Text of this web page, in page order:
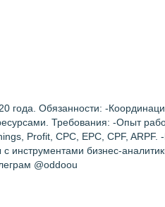
года. Обязанности: -
Требования: -Опыт
Profit, CPC, EPC, CPF,
бизнес-
@oddoou